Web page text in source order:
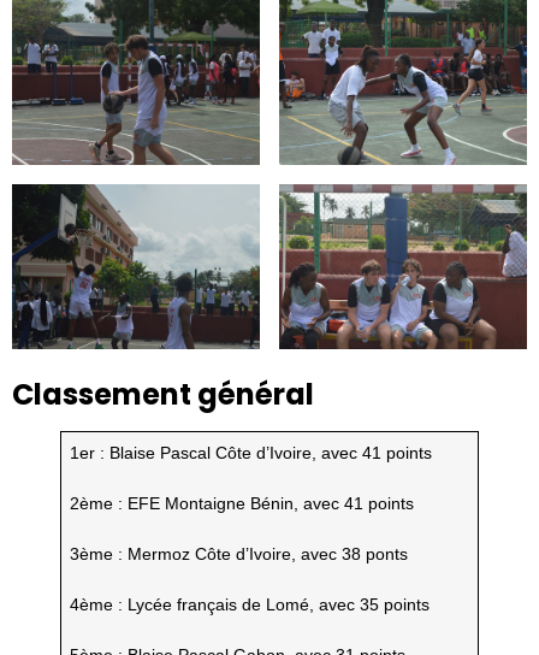
Classement général
1er : Blaise Pascal Côte d’Ivoire, avec 41 points
2ème : EFE Montaigne Bénin, avec 41 points
3ème : Mermoz Côte d’Ivoire, avec 38 ponts
4ème : Lycée français de Lomé, avec 35 points